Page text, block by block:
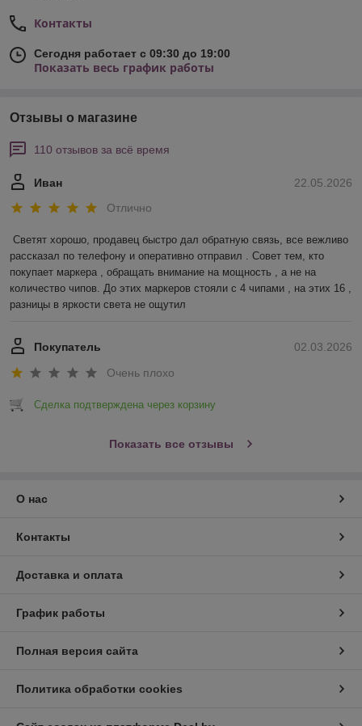
Контакты
Сегодня работает с 09:30 до 19:00
Показать весь график работы
Отзывы о магазине
110 отзывов за всё время
22.05.2026
Иван
Отлично
Светят хорошо, продавец быстро дал обратную связь, все вежливо
рассказал по телефону и оперативно отправил . Совет тем, кто
покупает маркера , обращать внимание на мощность , а не на
количество чипов. До этих маркеров стояли с 4 чипами , на этих 16 ,
разницы в яркости света не ощутил
02.03.2026
Покупатель
Очень плохо
Сделка подтверждена через корзину
Показать все отзывы
О нас
Контакты
Доставка и оплата
График работы
Полная версия сайта
Политика обработки cookies